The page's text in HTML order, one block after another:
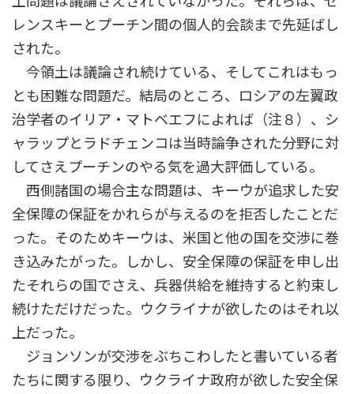
レンスキーとプーチン間の個人的会談まで先延ばし
された。
今領土は議論され続けている、そしてこれはもっ
とも困難な問題だ。結局のところ、ロシアの左翼政
治学者のイリア・マトベエフによれば（注８）、シ
ャラップとラドチェンコは当時論争された分野に対
してさえプーチンのやる気を過大評価している。
西側諸国の場合主な問題は、キーウが追求した安
全保障の保証をかれらが与えるのを拒否したことだ
った。そのためキーウは、米国と他の国を交渉に巻
き込みたがった。しかし、安全保障の保証を申し出
たそれらの国でさえ、兵器供給を維持すると約束し
続けただけだった。ウクライナが欲したのはそれ以
上だった。
ジョンソンが交渉をぶちこわしたと書いている者
たちに関する限り、ウクライナ政府が欲した安全保